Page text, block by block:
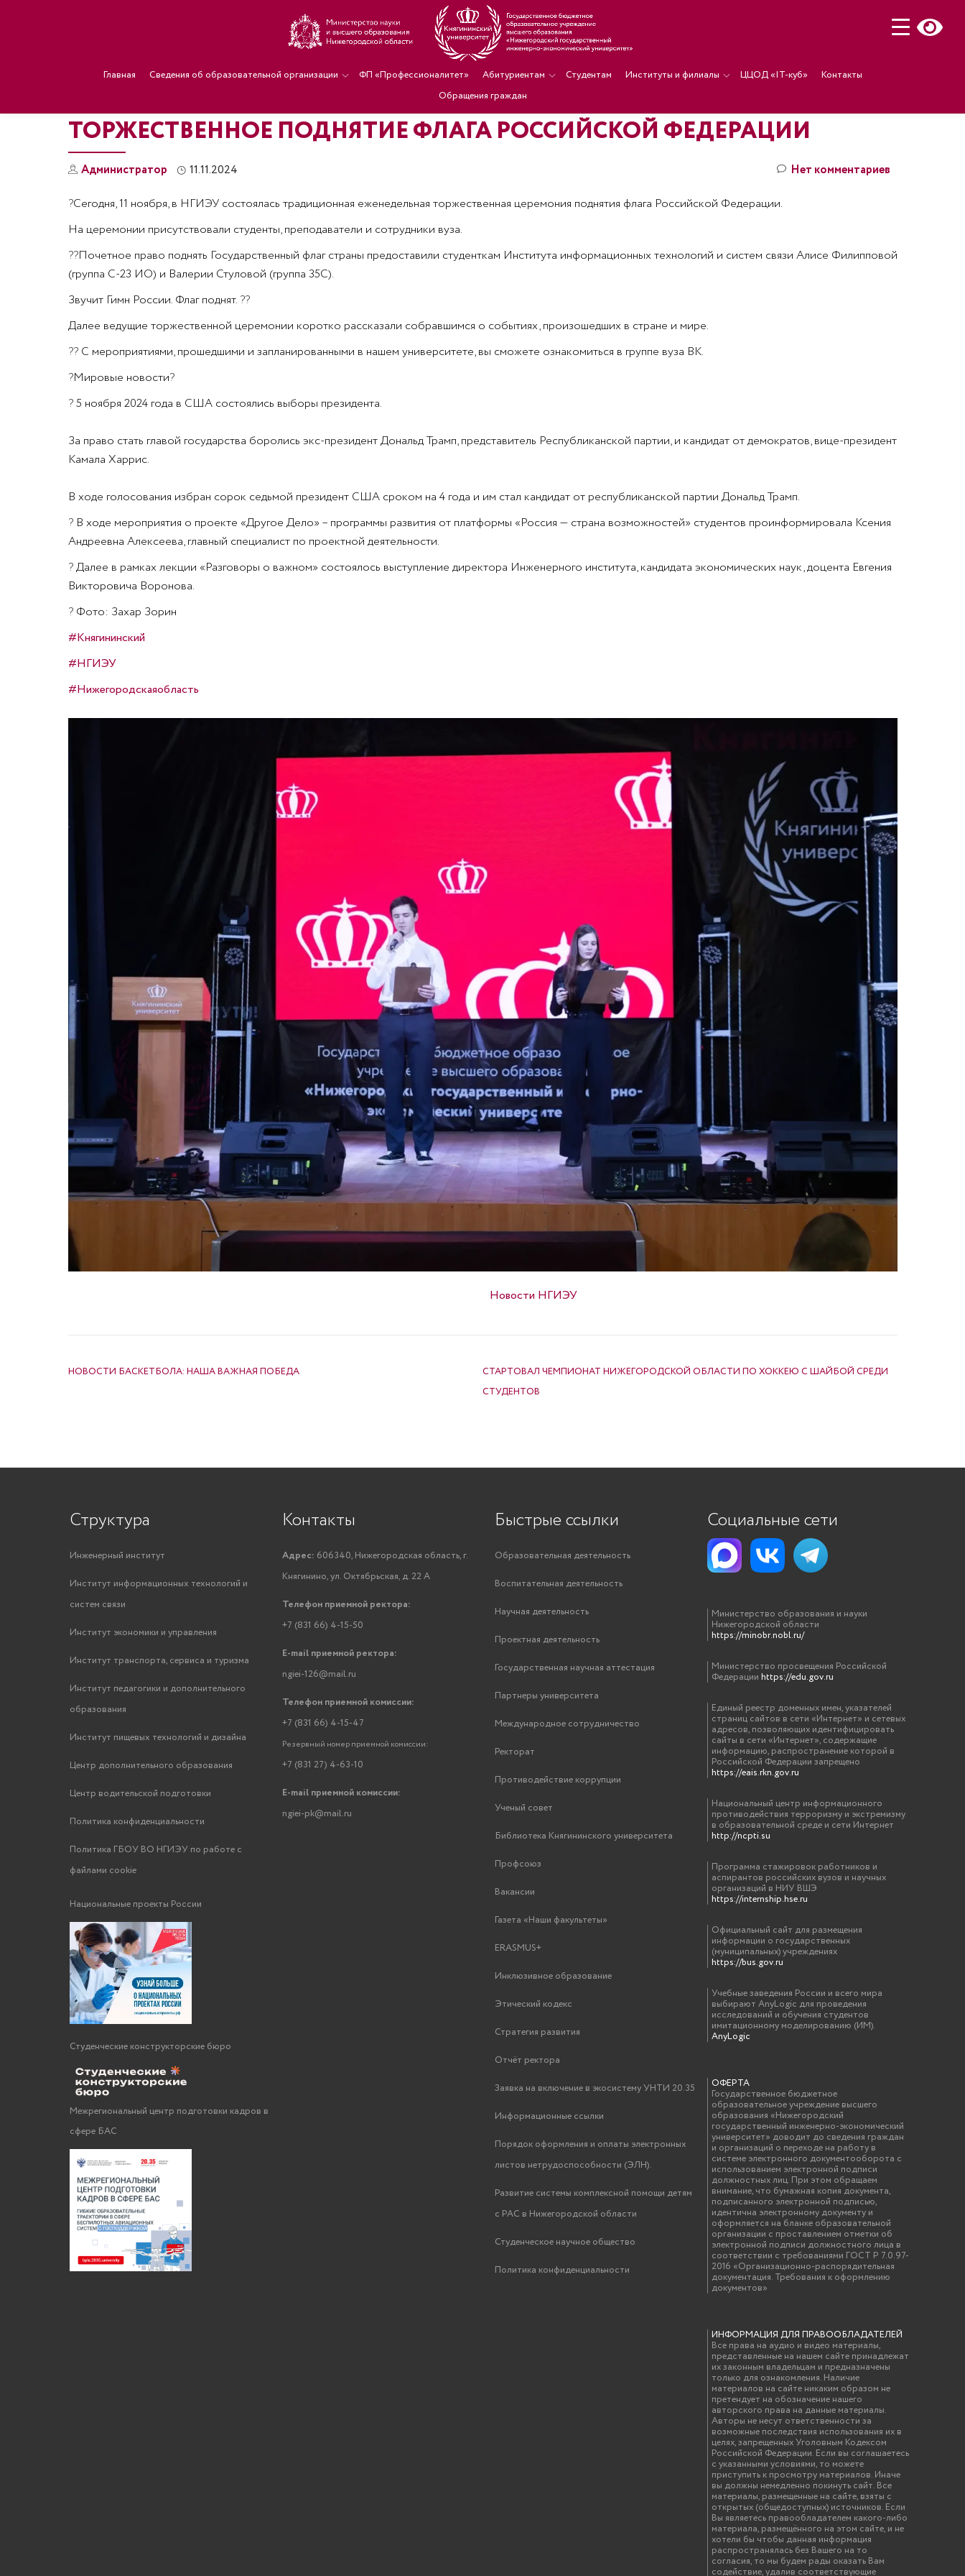
Главная Сведения об образовательной организации ФП «Профессионалитет» Абитуриентам Студентам Институты и филиалы ЦЦОД «IT-куб»
Контакты
Обращения граждан
ТОРЖЕСТВЕННОЕ ПОДНЯТИЕ ФЛАГА РОССИЙСКОЙ ФЕДЕРАЦИИ
Администратор 11.11.2024 Нет комментариев
?Сегодня, 11 ноября, в НГИЭУ состоялась традиционная еженедельная торжественная церемония поднятия флага Российской Федерации.
На церемонии присутствовали студенты, преподаватели и сотрудники вуза.
??Почетное право поднять Государственный флаг страны предоставили студенткам Института информационных технологий и систем связи Алисе Филипповой
(группа С-23 ИО) и Валерии Стуловой (группа 35С).
Звучит Гимн России. Флаг поднят. ??
Далее ведущие торжественной церемонии коротко рассказали собравшимся о событиях, произошедших в стране и мире.
??С мероприятиями, прошедшими и запланированными в нашем университете, вы сможете ознакомиться в группе вуза ВК.
?Мировые новости?
?5 ноября 2024 года в США состоялись выборы президента.
За право стать главой государства боролись экс-президент Дональд Трамп, представитель Республиканской партии, и кандидат от демократов, вице-президент
Камала Харрис.
В ходе голосования избран сорок седьмой президент США сроком на 4 года и им стал кандидат от республиканской партии Дональд Трамп.
?В ходе мероприятия о проекте «Другое Дело» – программы развития от платформы «Россия — страна возможностей» студентов проинформировала Ксения
Андреевна Алексеева, главный специалист по проектной деятельности.
?Далее в рамках лекции «Разговоры о важном» состоялось выступление директора Инженерного института, кандидата экономических наук, доцента Евгения
Викторовича Воронова.
?Фото: Захар Зорин
#Княгининский
#НГИЭУ
#Нижегородскаяобласть
Новости НГИЭУ
НОВОСТИ БАСКЕТБОЛА: НАША ВАЖНАЯ ПОБЕДА
СТАРТОВАЛ ЧЕМПИОНАТ НИЖЕГОРОДСКОЙ ОБЛАСТИ ПО ХОККЕЮ С ШАЙБОЙ СРЕДИ
СТУДЕНТОВ
Структура
Инженерный институт
Институт информационных технологий и
систем связи
Институт экономики и управления
Институт транспорта, сервиса и туризма
Институт педагогики и дополнительного
образования
Институт пищевых технологий и дизайна
Центр дополнительного образования
Центр водительской подготовки
Политика конфиденциальности
Политика ГБОУ ВО НГИЭУ по работе с
файлами cookie
Национальные проекты России
Студенческие конструкторские бюро
Межрегиональный центр подготовки кадров в
сфере БАС
Контакты
Адрес: 606340, Нижегородская область, г.
Княгинино, ул. Октябрьская, д. 22 А
Телефон приемной ректора:
+7 (831 66) 4-15-50
E-mail приемной ректора:
ngiei-126@mail.ru
Телефон приемной комиссии:
+7 (831 66) 4-15-47
Резервный номер приемной комиссии:
+7 (831 27) 4-63-10
E-mail приемной комиссии:
ngiei-pk@mail.ru
Быстрые ссылки
Образовательная деятельность
Воспитательная деятельность
Научная деятельность
Проектная деятельность
Государственная научная аттестация
Партнеры университета
Международное сотрудничество
Ректорат
Противодействие коррупции
Ученый совет
Библиотека Княгининского университета
Профсоюз
Вакансии
Газета «Наши факультеты»
ERASMUS+
Инклюзивное образование
Этический кодекс
Стратегия развития
Отчёт ректора
Заявка на включение в экосистему УНТИ 20.35
Информационные ссылки
Порядок оформления и оплаты электронных
листов нетрудоспособности (ЭЛН).
Развитие системы комплексной помощи детям
с РАС в Нижегородской области
Студенческое научное общество
Политика конфиденциальности
Социальные сети
Министерство образования и науки
Нижегородской области
https://minobr.nobl.ru/
Министерство просвещения Российской
Федерации https://edu.gov.ru
Единый реестр доменных имен, указателей
страниц сайтов в сети «Интернет» и сетевых
адресов, позволяющих идентифицировать
сайты в сети «Интернет», содержащие
информацию, распространение которой в
Российской Федерации запрещено
https://eais.rkn.gov.ru
Национальный центр информационного
противодействия терроризму и экстремизму
в образовательной среде и сети Интернет
http://ncpti.su
Программа стажировок работников и
аспирантов российских вузов и научных
организаций в НИУ ВШЭ
https://internship.hse.ru
Официальный сайт для размещения
информации о государственных
(муниципальных) учреждениях
https://bus.gov.ru
Учебные заведения России и всего мира
выбирают AnyLogic для проведения
исследований и обучения студентов
имитационному моделированию (ИМ).
AnyLogic
ОФЕРТА
Государственное бюджетное
образовательное учреждение высшего
образования «Нижегородский
государственный инженерно-экономический
университет» доводит до сведения граждан
и организаций о переходе на работу в
системе электронного документооборота с
использованием электронной подписи
должностных лиц. При этом обращаем
внимание, что бумажная копия документа,
подписанного электронной подписью,
идентична электронному документу и
оформляется на бланке образовательной
организации с проставлением отметки об
электронной подписи должностного лица в
соответствии с требованиями ГОСТ Р 7.0.97-
2016 «Организационно-распорядительная
документация. Требования к оформлению
документов»
ИНФОРМАЦИЯ ДЛЯ ПРАВООБЛАДАТЕЛЕЙ
Все права на аудио и видео материалы,
представленные на нашем сайте принадлежат
их законным владельцам и предназначены
только для ознакомления. Наличие
материалов на сайте никаким образом не
претендует на обозначение нашего
авторского права на данные материалы.
Авторы не несут ответственности за
возможные последствия использования их в
целях, запрещенных Уголовным Кодексом
Российской Федерации. Если вы соглашаетесь
с указанными условиями, то можете
приступить к просмотру материалов. Иначе
вы должны немедленно покинуть сайт. Все
материалы, размещенные на сайте, взяты с
открытых (общедоступных) источников. Если
Вы являетесь правообладателем какого-либо
материала, размещённого на этом сайте, и не
хотели бы чтобы данная информация
распространялась без Вашего на то
согласия, то мы будем рады оказать Вам
содействие, удалив соответствующие